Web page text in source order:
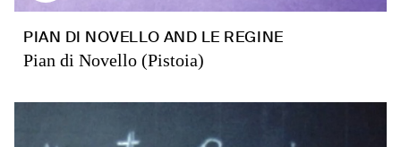
PIAN DI NOVELLO AND LE REGINE
Pian di Novello (Pistoia)